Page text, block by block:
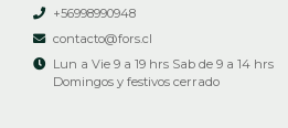
+56998990948
contacto@fors.cl
Lun a Vie 9 a 19 hrs Sab de 9 a 14 hrs
Domingos y festivos cerrado